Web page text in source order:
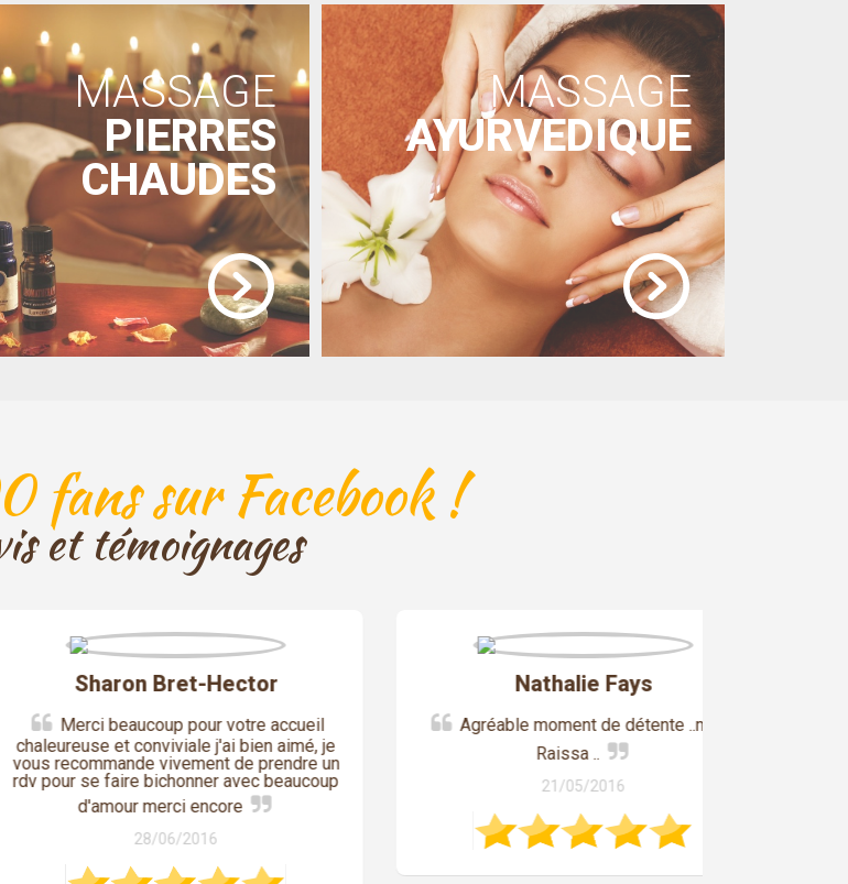
MASSAGE
PIERRES
CHAUDES
MASSAGE
AYURVEDIQUE
fans sur Facebook !
et témoignages
Sharon Bret-Hector
beaucoup pour votre accueil
et conviviale j'ai bien aimé, je
vivement de prendre un
se faire bichonner avec beaucoup
d'amour merci encore
28/06/2016
Nathalie Fays
Agréable moment de détente ..merci
21/05/2016